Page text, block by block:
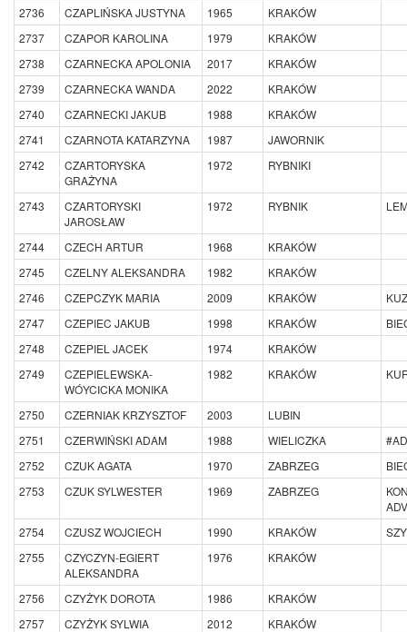
2736
CZAPLIŃSKA JUSTYNA 1965
KRAKÓW
2737
CZAPOR KAROLINA 1979
KRAKÓW
2738
CZARNECKA APOLONIA 2017
KRAKÓW
2739
CZARNECKA WANDA 2022
KRAKÓW
2740
CZARNECKI JAKUB 1988
KRAKÓW
2741
CZARNOTA KATARZYNA 1987
JAWORNIK
2742
CZARTORYSKA
GRAŻYNA
1972 RYBNIKI
2743
CZARTORYSKI
JAROSŁAW
1972 RYBNIK
2744 CZECH ARTUR 1968
KRAKÓW
2745
CZELNY ALEKSANDRA 1982
KRAKÓW
2746
CZEPCZYK MARIA 2009 KRAKÓW
2747
CZEPIEC JAKUB 1998 KRAKÓW
2748
CZEPIEL JACEK 1974
KRAKÓW
2749
CZEPIELEWSKA-
WÓYCICKA MONIKA
1982 KRAKÓW
2750 CZERNIAK KRZYSZTOF 2003
LUBIN
2751
CZERWIŃSKI ADAM 1988 WIELICZKA
2752
CZUK AGATA 1970 ZABRZEG
2753
CZUK SYLWESTER 1969 ZABRZEG
2754
CZUSZ WOJCIECH 1990 KRAKÓW
2755
CZYCZYN-EGIERT
ALEKSANDRA
1976 KRAKÓW
2756 CZYŻYK DOROTA 1986
KRAKÓW
2757
CZYŻYK SYLWIA 2012
KRAKÓW